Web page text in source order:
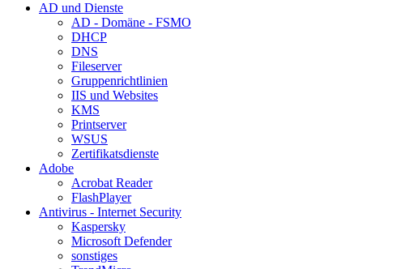
AD und Dienste
AD - Domäne - FSMO
DHCP
DNS
Fileserver
Gruppenrichtlinien
IIS und Websites
KMS
Printserver
WSUS
Zertifikatsdienste
Adobe
Acrobat Reader
FlashPlayer
Antivirus - Internet Security
Kaspersky
Microsoft Defender
sonstiges